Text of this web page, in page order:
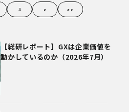
3 > >>
【総研レポート】GXは企業価値を
動かしているのか（2026年7月）